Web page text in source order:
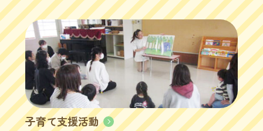
子育て支援活動